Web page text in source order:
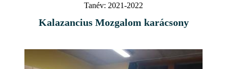
Tanév: 2021-2022
Kalazancius Mozgalom karácsony